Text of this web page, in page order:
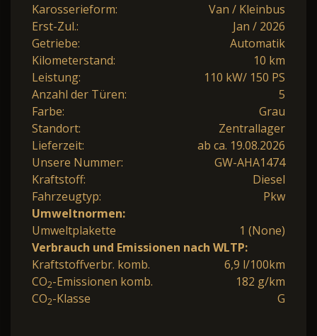
Karosserieform:
Van / Kleinbus
Erst-Zul.:
Jan / 2026
Getriebe:
Automatik
Kilometerstand:
10 km
Leistung:
110 kW/ 150 PS
Anzahl der Türen:
5
Farbe:
Grau
Standort:
Zentrallager
Lieferzeit:
ab ca. 19.08.2026
Unsere Nummer:
GW-AHA1474
Kraftstoff:
Diesel
Fahrzeugtyp:
Pkw
Umweltnormen:
Umweltplakette
1 (None)
Verbrauch und Emissionen nach WLTP:
Kraftstoffverbr. komb.
6,9 l/100km
CO2-Emissionen komb.
182 g/km
CO2-Klasse G